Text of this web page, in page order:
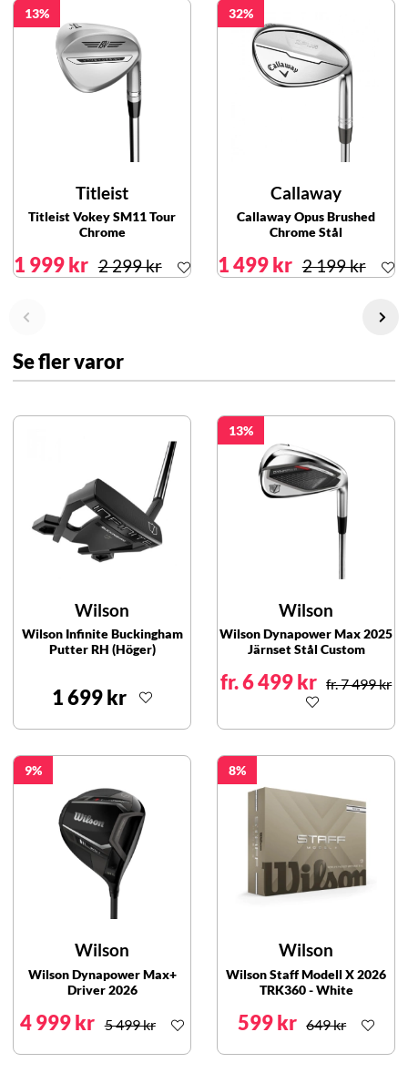
13
Titleist
Titleist Vokey SM11 Tour
Chrome
1 999 kr 2 299 kr
32
Callaway
Callaway Opus Brushed
Chrome Stål
1 499 kr 2 199 kr
Se fler varor
Wilson
Wilson Infinite Buckingham
Putter RH (Höger)
1 699 kr
13
Wilson
Wilson Dynapower Max 2025
Järnset Stål Custom
fr. 6 499 kr fr. 7 499 kr
9
Wilson
Wilson Dynapower Max+
Driver 2026
4 999 kr 5 499 kr
8
Wilson
Wilson Staff Modell X 2026
TRK360 - White
599 kr 649 kr